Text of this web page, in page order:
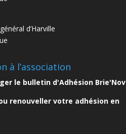
d’Harville
à l’association
le bulletin d'Adhésion Brie'Nov
renouveller votre adhésion en